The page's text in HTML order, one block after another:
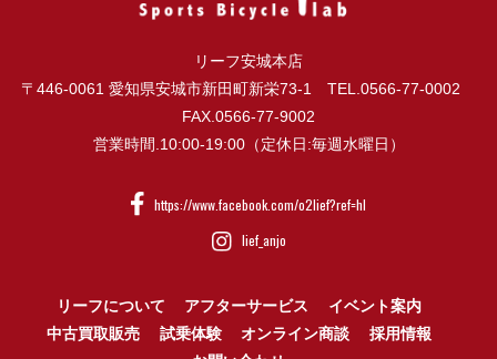
リーフ安城本店
〒446-0061 愛知県安城市新田町新栄73-1 TEL.0566-77-0002
FAX.0566-77-9002
営業時間.10:00-19:00（定休日:毎週水曜日）
https://www.facebook.com/o2lief?ref=hl
lief_anjo
リーフについて アフターサービス
イベント案内
中古買取販売
試乗体験 オンライン商談
採用情報